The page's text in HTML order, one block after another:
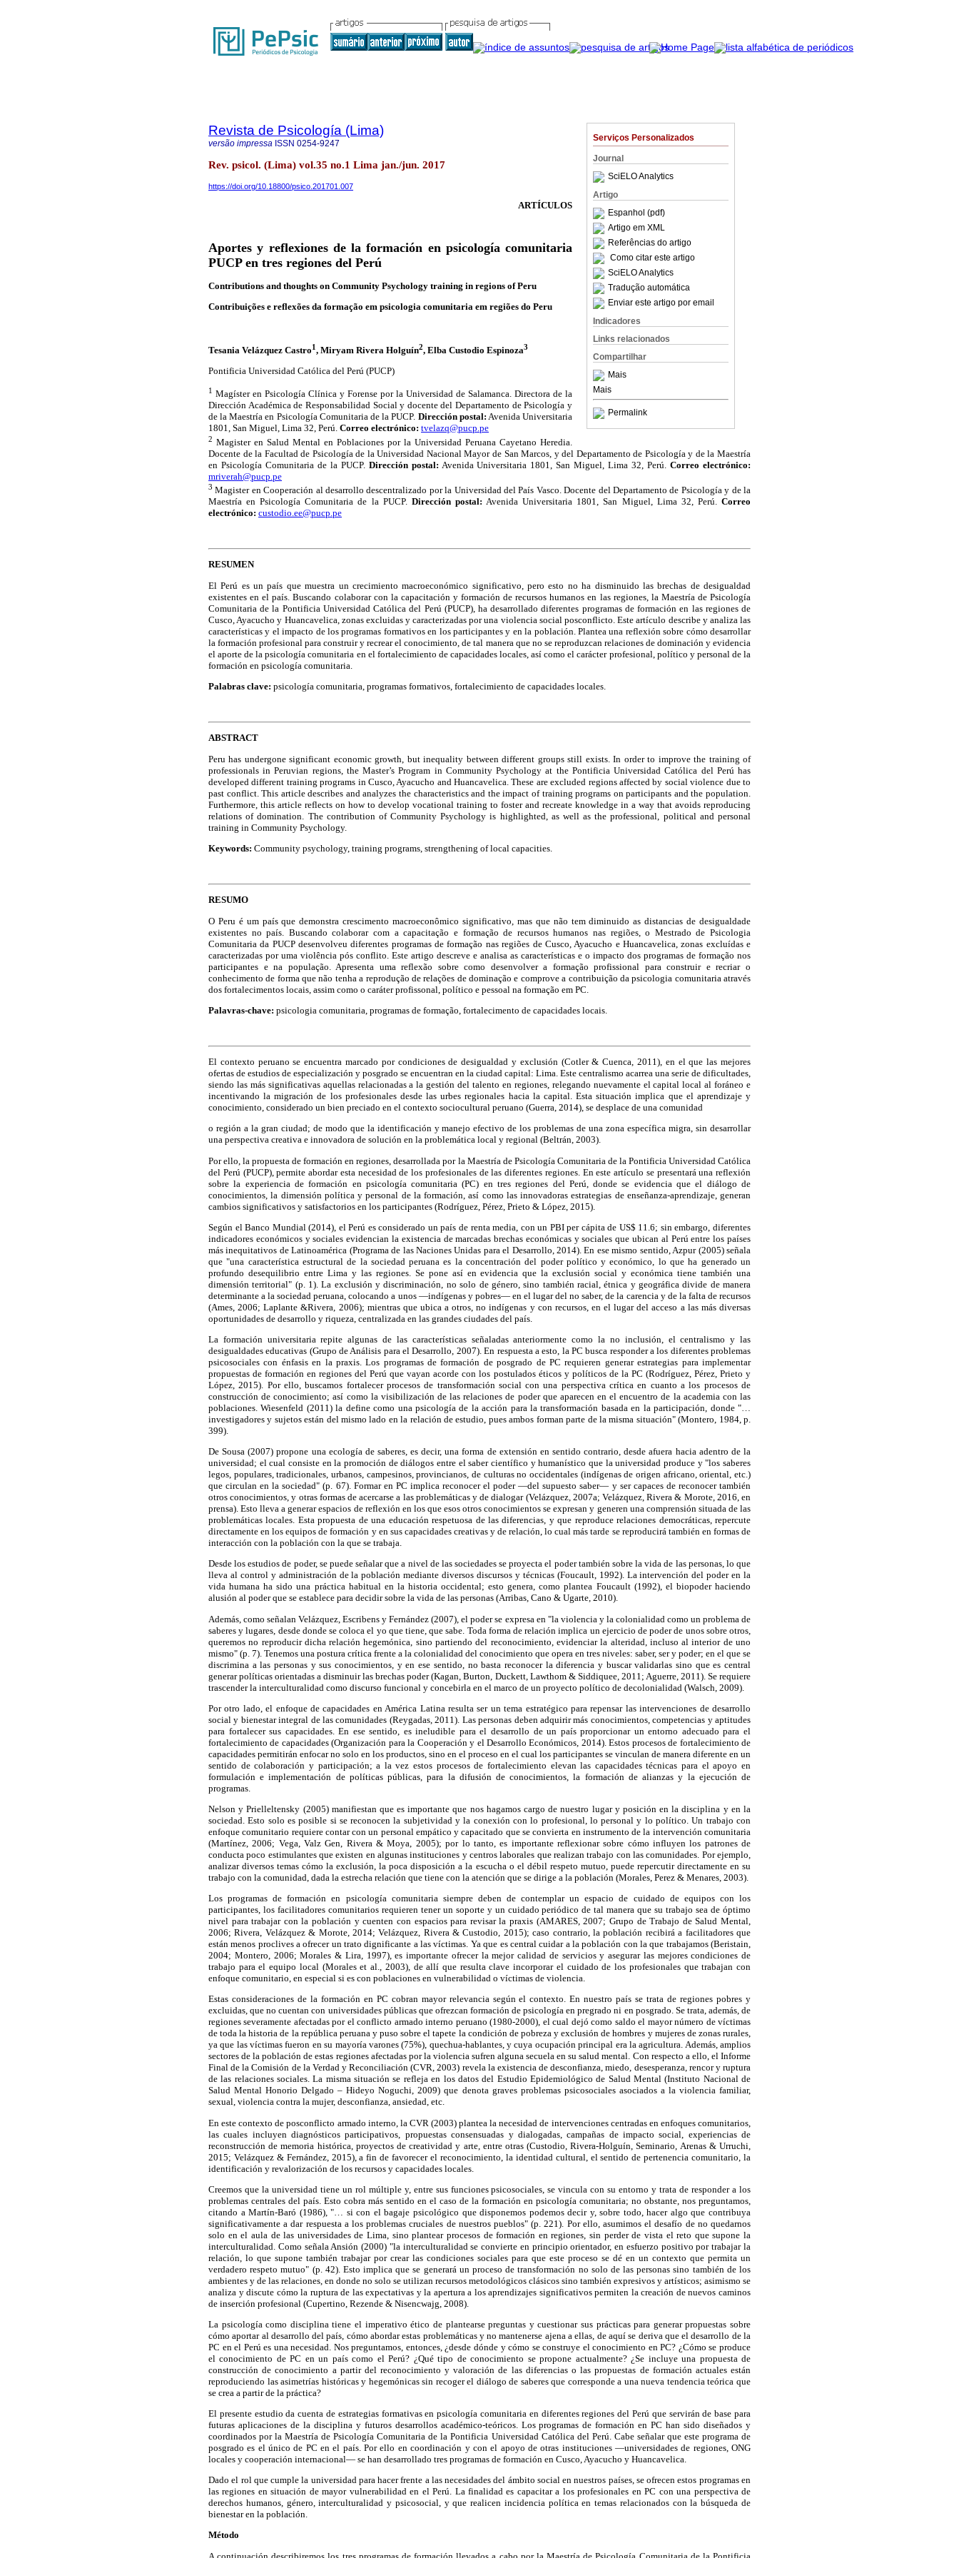
Serviços Personalizados
Journal
SciELO Analytics
Artigo
Espanhol (pdf)
Artigo em XML
Referências do artigo
Como citar este artigo
SciELO Analytics
Tradução automática
Enviar este artigo por email
Indicadores
Links relacionados
Compartilhar
Mais
Mais
Permalink
Revista de Psicología (Lima)
versão impressa ISSN 0254-9247
Rev. psicol. (Lima) vol.35 no.1 Lima jan./jun. 2017
https://doi.org/10.18800/psico.201701.007
ARTÍCULOS
Aportes y reflexiones de la formación en psicología comunitaria
PUCP en tres regiones del Perú
Contributions and thoughts on Community Psychology training in regions of Peru
Contribuições e reflexões da formação em psicologia comunitaria em regiões do Peru
Tesania Velázquez Castro1, Miryam Rivera Holguín2, Elba Custodio Espinoza3
Pontificia Universidad Católica del Perú (PUCP)
1 Magíster en Psicología Clínica y Forense por la Universidad de Salamanca. Directora de la
Dirección Académica de Responsabilidad Social y docente del Departamento de Psicología y
de la Maestría en Psicología Comunitaria de la PUCP. Dirección postal: Avenida Universitaria
1801, San Miguel, Lima 32, Perú. Correo electrónico: tvelazq@pucp.pe
2 Magister en Salud Mental en Poblaciones por la Universidad Peruana Cayetano Heredia.
Docente de la Facultad de Psicología de la Universidad Nacional Mayor de San Marcos, y del Departamento de Psicología y de la Maestría
en Psicología Comunitaria de la PUCP. Dirección postal: Avenida Universitaria 1801, San Miguel, Lima 32, Perú.Correo electrónico:
mriverah@pucp.pe
3 Magister en Cooperación al desarrollo descentralizado por la Universidad del País Vasco. Docente del Departamento de Psicología y de la
Maestría en Psicología Comunitaria de la PUCP. Dirección postal: Avenida Universitaria 1801, San Miguel, Lima 32, Perú.Correo
electrónico: custodio.ee@pucp.pe
RESUMEN
El Perú es un país que muestra un crecimiento macroeconómico significativo, pero esto no ha disminuido las brechas de desigualdad
existentes en el país. Buscando colaborar con la capacitación y formación de recursos humanos en las regiones, la Maestría de Psicología
Comunitaria de la Pontificia Universidad Católica del Perú (PUCP), ha desarrollado diferentes programas de formación en las regiones de
Cusco, Ayacucho y Huancavelica, zonas excluidas y caracterizadas por una violencia social posconflicto. Este artículo describe y analiza las
características y el impacto de los programas formativos en los participantes y en la población. Plantea una reflexión sobre cómo desarrollar
la formación profesional para construir y recrear el conocimiento, de tal manera que no se reproduzcan relaciones de dominación y evidencia
el aporte de la psicología comunitaria en el fortalecimiento de capacidades locales, así como el carácter profesional, político y personal de la
formación en psicología comunitaria.
Palabras clave: psicología comunitaria, programas formativos, fortalecimiento de capacidades locales.
ABSTRACT
Peru has undergone significant economic growth, but inequality between different groups still exists. In order to improve the training of
professionals in Peruvian regions, the Master’s Program in Community Psychology at the Pontificia Universidad Católica del Perú has
developed different training programs in Cusco, Ayacucho and Huancavelica. These are excluded regions affected by social violence due to
past conflict. This article describes and analyzes the characteristics and the impact of training programs on participants and the population.
Furthermore, this article reflects on how to develop vocational training to foster and recreate knowledge in a way that avoids reproducing
relations of domination. The contribution of Community Psychology is highlighted, as well as the professional, political and personal
training in Community Psychology.
Keywords: Community psychology, training programs, strengthening of local capacities.
RESUMO
O Peru é um país que demonstra crescimento macroeconômico significativo, mas que não tem diminuido as distancias de desigualdade
existentes no país. Buscando colaborar com a capacitação e formação de recursos humanos nas regiões, o Mestrado de Psicologia
Comunitaria da PUCP desenvolveu diferentes programas de formação nas regiões de Cusco, Ayacucho e Huancavelica, zonas excluídas e
caracterizadas por uma violência pós conflito. Este artigo descreve e analisa as características e o impacto dos programas de formação nos
participantes e na população. Apresenta uma reflexão sobre como desenvolver a formação profissional para construir e recriar o
conhecimento de forma que não tenha a reprodução de relações de dominação e comprove a contribuição da psicologia comunitaria através
dos fortalecimentos locais, assim como o caráter profissonal, político e pessoal na formação em PC.
Palavras-chave: psicologia comunitaria, programas de formação, fortalecimento de capacidades locais.
El contexto peruano se encuentra marcado por condiciones de desigualdad y exclusión (Cotler & Cuenca, 2011), en el que las mejores
ofertas de estudios de especialización y posgrado se encuentran en la ciudad capital: Lima. Este centralismo acarrea una serie de dificultades,
siendo las más significativas aquellas relacionadas a la gestión del talento en regiones, relegando nuevamente el capital local al foráneo e
incentivando la migración de los profesionales desde las urbes regionales hacia la capital. Esta situación implica que el aprendizaje y
conocimiento, considerado un bien preciado en el contexto sociocultural peruano (Guerra, 2014), se desplace de una comunidad
o región a la gran ciudad; de modo que la identificación y manejo efectivo de los problemas de una zona específica migra, sin desarrollar
una perspectiva creativa e innovadora de solución en la problemática local y regional (Beltrán, 2003).
Por ello, la propuesta de formación en regiones, desarrollada por la Maestría de Psicología Comunitaria de la Pontificia Universidad Católica
del Perú (PUCP), permite abordar esta necesidad de los profesionales de las diferentes regiones. En este artículo se presentará una reflexión
sobre la experiencia de formación en psicología comunitaria (PC) en tres regiones del Perú, donde se evidencia que el diálogo de
conocimientos, la dimensión política y personal de la formación, así como las innovadoras estrategias de enseñanza-aprendizaje, generan
cambios significativos y satisfactorios en los participantes (Rodríguez, Pérez, Prieto & López, 2015).
Según el Banco Mundial (2014), el Perú es considerado un país de renta media, con un PBI per cápita de US$ 11.6; sin embargo, diferentes
indicadores económicos y sociales evidencian la existencia de marcadas brechas económicas y sociales que ubican al Perú entre los países
más inequitativos de Latinoamérica (Programa de las Naciones Unidas para el Desarrollo, 2014). En ese mismo sentido, Azpur (2005) señala
que "una característica estructural de la sociedad peruana es la concentración del poder político y económico, lo que ha generado un
profundo desequilibrio entre Lima y las regiones. Se pone así en evidencia que la exclusión social y económica tiene también una
dimensión territorial" (p. 1). La exclusión y discriminación, no solo de género, sino también racial, étnica y geográfica divide de manera
determinante a la sociedad peruana, colocando a unos —indígenas y pobres— en el lugar del no saber, de la carencia y de la falta de recursos
(Ames, 2006; Laplante &Rivera, 2006); mientras que ubica a otros, no indígenas y con recursos, en el lugar del acceso a las más diversas
oportunidades de desarrollo y riqueza, centralizada en las grandes ciudades del país.
La formación universitaria repite algunas de las características señaladas anteriormente como la no inclusión, el centralismo y las
desigualdades educativas (Grupo de Análisis para el Desarrollo, 2007). En respuesta a esto, la PC busca responder a los diferentes problemas
psicosociales con énfasis en la praxis. Los programas de formación de posgrado de PC requieren generar estrategias para implementar
propuestas de formación en regiones del Perú que vayan acorde con los postulados éticos y políticos de la PC (Rodríguez, Pérez, Prieto y
López, 2015). Por ello, buscamos fortalecer procesos de transformación social con una perspectiva crítica en cuanto a los procesos de
construcción de conocimiento; así como la visibilización de las relaciones de poder que aparecen en el encuentro de la academia con las
poblaciones. Wiesenfeld (2011) la define como una psicología de la acción para la transformación basada en la participación, donde "…
investigadores y sujetos están del mismo lado en la relación de estudio, pues ambos forman parte de la misma situación" (Montero, 1984, p.
399).
De Sousa (2007) propone una ecología de saberes, es decir, una forma de extensión en sentido contrario, desde afuera hacia adentro de la
universidad; el cual consiste en la promoción de diálogos entre el saber científico y humanístico que la universidad produce y "los saberes
legos, populares, tradicionales, urbanos, campesinos, provincianos, de culturas no occidentales (indígenas de origen africano, oriental, etc.)
que circulan en la sociedad" (p. 67). Formar en PC implica reconocer el poder —del supuesto saber— y ser capaces de reconocer también
otros conocimientos, y otras formas de acercarse a las problemáticas y de dialogar (Velázquez, 2007a; Velázquez, Rivera & Morote, 2016, en
prensa). Esto lleva a generar espacios de reflexión en los que esos otros conocimientos se expresan y generen una comprensión situada de las
problemáticas locales. Esta propuesta de una educación respetuosa de las diferencias, y que reproduce relaciones democráticas, repercute
directamente en los equipos de formación y en sus capacidades creativas y de relación, lo cual más tarde se reproducirá también en formas de
interacción con la población con la que se trabaja.
Desde los estudios de poder, se puede señalar que a nivel de las sociedades se proyecta el poder también sobre la vida de las personas, lo que
lleva al control y administración de la población mediante diversos discursos y técnicas (Foucault, 1992). La intervención del poder en la
vida humana ha sido una práctica habitual en la historia occidental; esto genera, como plantea Foucault (1992), el biopoder haciendo
alusión al poder que se establece para decidir sobre la vida de las personas (Arribas, Cano & Ugarte, 2010).
Además, como señalan Velázquez, Escribens y Fernández (2007), el poder se expresa en "la violencia y la colonialidad como un problema de
saberes y lugares, desde donde se coloca el yo que tiene, que sabe. Toda forma de relación implica un ejercicio de poder de unos sobre otros,
queremos no reproducir dicha relación hegemónica, sino partiendo del reconocimiento, evidenciar la alteridad, incluso al interior de uno
mismo" (p. 7). Tenemos una postura crítica frente a la colonialidad del conocimiento que opera en tres niveles: saber, ser y poder; en el que se
discrimina a las personas y sus conocimientos, y en ese sentido, no basta reconocer la diferencia y buscar validarlas sino que es central
generar políticas orientadas a disminuir las brechas poder (Kagan, Burton, Duckett, Lawthom & Siddiquee, 2011; Aguerre, 2011). Se requiere
trascender la interculturalidad como discurso funcional y concebirla en el marco de un proyecto político de decolonialidad (Walsch, 2009).
Por otro lado, el enfoque de capacidades en América Latina resulta ser un tema estratégico para repensar las intervenciones de desarrollo
social y bienestar integral de las comunidades (Reygadas, 2011). Las personas deben adquirir más conocimientos, competencias y aptitudes
para fortalecer sus capacidades. En ese sentido, es ineludible para el desarrollo de un país proporcionar un entorno adecuado para el
fortalecimiento de capacidades (Organización para la Cooperación y el Desarrollo Económicos, 2014). Estos procesos de fortalecimiento de
capacidades permitirán enfocar no solo en los productos, sino en el proceso en el cual los participantes se vinculan de manera diferente en un
sentido de colaboración y participación; a la vez estos procesos de fortalecimiento elevan las capacidades técnicas para el apoyo en
formulación e implementación de políticas públicas, para la difusión de conocimientos, la formación de alianzas y la ejecución de
programas.
Nelson y Prielleltensky (2005) manifiestan que es importante que nos hagamos cargo de nuestro lugar y posición en la disciplina y en la
sociedad. Esto solo es posible si se reconocen la subjetividad y la conexión con lo profesional, lo personal y lo político. Un trabajo con
enfoque comunitario requiere contar con un personal empático y capacitado que se convierta en instrumento de la intervención comunitaria
(Martínez, 2006; Vega, Valz Gen, Rivera & Moya, 2005); por lo tanto, es importante reflexionar sobre cómo influyen los patrones de
conducta poco estimulantes que existen en algunas instituciones y centros laborales que realizan trabajo con las comunidades. Por ejemplo,
analizar diversos temas cómo la exclusión, la poca disposición a la escucha o el débil respeto mutuo, puede repercutir directamente en su
trabajo con la comunidad, dada la estrecha relación que tiene con la atención que se dirige a la población (Morales, Perez & Menares, 2003).
Los programas de formación en psicología comunitaria siempre deben de contemplar un espacio de cuidado de equipos con los
participantes, los facilitadores comunitarios requieren tener un soporte y un cuidado periódico de tal manera que su trabajo sea de óptimo
nivel para trabajar con la población y cuenten con espacios para revisar la praxis (AMARES, 2007; Grupo de Trabajo de Salud Mental,
2006; Rivera, Velázquez & Morote, 2014; Velázquez, Rivera & Custodio, 2015); caso contrario, la población recibirá a facilitadores que
están menos proclives a ofrecer un trato dignificante a las víctimas. Ya que es central cuidar a la población con la que trabajamos (Beristain,
2004; Montero, 2006; Morales & Lira, 1997), es importante ofrecer la mejor calidad de servicios y asegurar las mejores condiciones de
trabajo para el equipo local (Morales et al., 2003), de allí que resulta clave incorporar el cuidado de los profesionales que trabajan con
enfoque comunitario, en especial si es con poblaciones en vulnerabilidad o víctimas de violencia.
Estas consideraciones de la formación en PC cobran mayor relevancia según el contexto. En nuestro país se trata de regiones pobres y
excluidas, que no cuentan con universidades públicas que ofrezcan formación de psicología en pregrado ni en posgrado. Se trata, además, de
regiones severamente afectadas por el conflicto armado interno peruano (1980-2000), el cual dejó como saldo el mayor número de víctimas
de toda la historia de la república peruana y puso sobre el tapete la condición de pobreza y exclusión de hombres y mujeres de zonas rurales,
ya que las víctimas fueron en su mayoría varones (75%), quechua-hablantes, y cuya ocupación principal era la agricultura. Además, amplios
sectores de la población de estas regiones afectadas por la violencia sufren alguna secuela en su salud mental. Con respecto a ello, el Informe
Final de la Comisión de la Verdad y Reconciliación (CVR, 2003) revela la existencia de desconfianza, miedo, desesperanza, rencor y ruptura
de las relaciones sociales. La misma situación se refleja en los datos del Estudio Epidemiológico de Salud Mental (Instituto Nacional de
Salud Mental Honorio Delgado – Hideyo Noguchi, 2009) que denota graves problemas psicosociales asociados a la violencia familiar,
sexual, violencia contra la mujer, desconfianza, ansiedad, etc.
En este contexto de posconflicto armado interno, la CVR (2003) plantea la necesidad de intervenciones centradas en enfoques comunitarios,
las cuales incluyen diagnósticos participativos, propuestas consensuadas y dialogadas, campañas de impacto social, experiencias de
reconstrucción de memoria histórica, proyectos de creatividad y arte, entre otras (Custodio, Rivera-Holguín, Seminario, Arenas & Urruchi,
2015; Velázquez & Fernández, 2015), a fin de favorecer el reconocimiento, la identidad cultural, el sentido de pertenencia comunitario, la
identificación y revalorización de los recursos y capacidades locales.
Creemos que la universidad tiene un rol múltiple y, entre sus funciones psicosociales, se vincula con su entorno y trata de responder a los
problemas centrales del país. Esto cobra más sentido en el caso de la formación en psicología comunitaria; no obstante, nos preguntamos,
citando a Martín-Baró (1986), "… si con el bagaje psicológico que disponemos podemos decir y, sobre todo, hacer algo que contribuya
significativamente a dar respuesta a los problemas cruciales de nuestros pueblos" (p. 221). Por ello, asumimos el desafío de no quedarnos
solo en el aula de las universidades de Lima, sino plantear procesos de formación en regiones, sin perder de vista el reto que supone la
interculturalidad. Como señala Ansión (2000) "la interculturalidad se convierte en principio orientador, en esfuerzo positivo por trabajar la
relación, lo que supone también trabajar por crear las condiciones sociales para que este proceso se dé en un contexto que permita un
verdadero respeto mutuo" (p. 42). Esto implica que se generará un proceso de transformación no solo de las personas sino también de los
ambientes y de las relaciones, en donde no solo se utilizan recursos metodológicos clásicos sino también expresivos y artísticos; asimismo se
analiza y discute cómo la ruptura de las expectativas y la apertura a los aprendizajes significativos permiten la creación de nuevos caminos
de inserción profesional (Cupertino, Rezende & Nisencwajg, 2008).
La psicología como disciplina tiene el imperativo ético de plantearse preguntas y cuestionar sus prácticas para generar propuestas sobre
cómo aportar al desarrollo del país, cómo abordar estas problemáticas y no mantenerse ajena a ellas, de aquí se deriva que el desarrollo de la
PC en el Perú es una necesidad. Nos preguntamos, entonces, ¿desde dónde y cómo se construye el conocimiento en PC? ¿Cómo se produce
el conocimiento de PC en un país como el Perú? ¿Qué tipo de conocimiento se propone actualmente? ¿Se incluye una propuesta de
construcción de conocimiento a partir del reconocimiento y valoración de las diferencias o las propuestas de formación actuales están
reproduciendo las asimetrías históricas y hegemónicas sin recoger el diálogo de saberes que corresponde a una nueva tendencia teórica que
se crea a partir de la práctica?
El presente estudio da cuenta de estrategias formativas en psicología comunitaria en diferentes regiones del Perú que servirán de base para
futuras aplicaciones de la disciplina y futuros desarrollos académico-teóricos. Los programas de formación en PC han sido diseñados y
coordinados por la Maestría de Psicología Comunitaria de la Pontificia Universidad Católica del Perú. Cabe señalar que este programa de
posgrado es el único de PC en el país. Por ello en coordinación y con el apoyo de otras instituciones —universidades de regiones, ONG
locales y cooperación internacional— se han desarrollado tres programas de formación en Cusco, Ayacucho y Huancavelica.
Dado el rol que cumple la universidad para hacer frente a las necesidades del ámbito social en nuestros países, se ofrecen estos programas en
las regiones en situación de mayor vulnerabilidad en el Perú. La finalidad es capacitar a los profesionales en PC con una perspectiva de
derechos humanos, género, interculturalidad y psicosocial, y que realicen incidencia política en temas relacionados con la búsqueda de
bienestar en la población.
Método